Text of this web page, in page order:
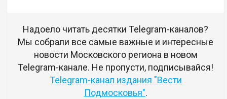
Надоело читать десятки Telegram-каналов?
Мы собрали все самые важные и интересные
новости Московского региона в новом
Telegram-канале. Не пропусти, подписывайся!
Telegram-канал издания "Вести
Подмосковья".